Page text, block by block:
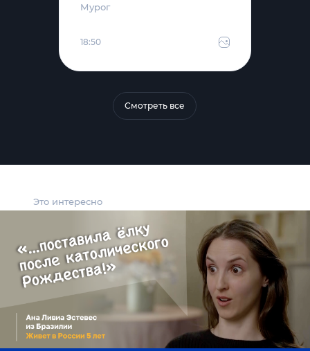
Это интересно
Мурог
18:50
Смотреть все